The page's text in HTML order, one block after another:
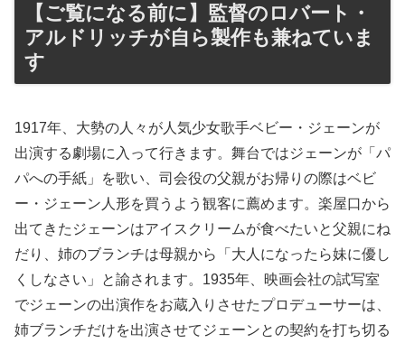
【ご覧になる前に】監督のロバート・
アルドリッチが自ら製作も兼ねていま
す
1917年、大勢の人々が人気少女歌手ベビー・ジェーンが
出演する劇場に入って行きます。舞台ではジェーンが「パ
パへの手紙」を歌い、司会役の父親がお帰りの際はベビ
ー・ジェーン人形を買うよう観客に薦めます。楽屋口から
出てきたジェーンはアイスクリームが食べたいと父親にね
だり、姉のブランチは母親から「大人になったら妹に優し
くしなさい」と諭されます。1935年、映画会社の試写室
でジェーンの出演作をお蔵入りさせたプロデューサーは、
姉ブランチだけを出演させてジェーンとの契約を打ち切る